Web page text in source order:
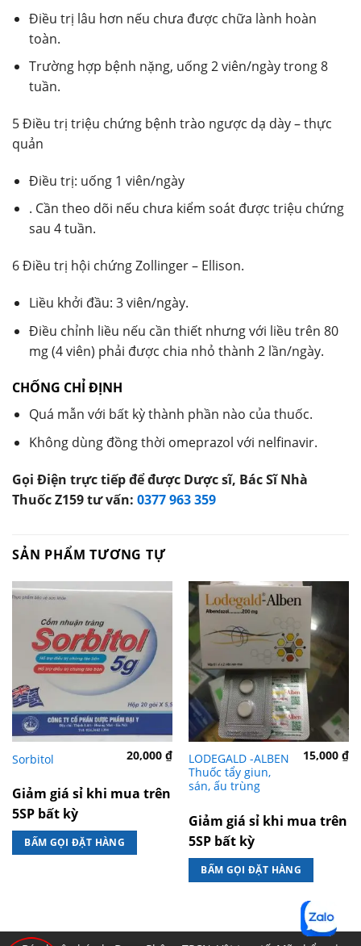
Điều trị lâu hơn nếu chưa được chữa lành hoàn
toàn.
Trường hợp bệnh nặng, uống 2 viên/ngày trong 8
tuần.
5 Điều trị triệu chứng bệnh trào ngược dạ dày – thực
quản
Điều trị: uống 1 viên/ngày
. Cần theo dõi nếu chưa kiểm soát được triệu chứng
sau 4 tuần.
6 Điều trị hội chứng Zollinger – Ellison.
Liều khởi đầu: 3 viên/ngày.
Điều chỉnh liều nếu cần thiết nhưng với liều trên 80
mg (4 viên) phải được chia nhỏ thành 2 lần/ngày.
CHỐNG CHỈ ĐỊNH
Quá mẫn với bất kỳ thành phần nào của thuốc.
Không dùng đồng thời omeprazol với nelfinavir.
Gọi Điện trực tiếp để được Dược sĩ, Bác Sĩ Nhà
Thuốc Z159 tư vấn: 0377 963 359
SẢN PHẨM TƯƠNG TỰ
Sorbitol 20,000₫
Giảm giá sỉ khi mua trên
5SP bất kỳ
BẤM GỌI ĐẶT HÀNG
LODEGALD -ALBEN
Thuốc tẩy giun,
sán, ấu trùng
15,000₫
Giảm giá sỉ khi mua trên
5SP bất kỳ
BẤM GỌI ĐẶT HÀNG